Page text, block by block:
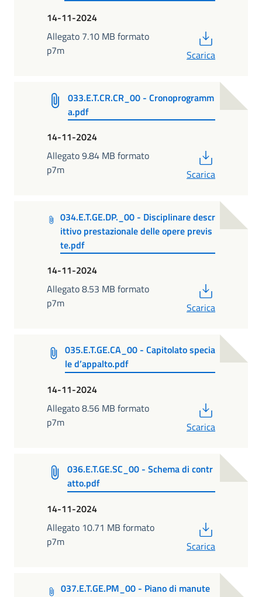
14-11-2024
Allegato 7.10 MB formato
p7m
Scarica
033.E.T.CR.CR_00 - Cronoprogramm
a.pdf
14-11-2024
Allegato 9.84 MB formato
p7m
Scarica
034.E.T.GE.DP._00 - Disciplinare descr
ittivo prestazionale delle opere previs
te.pdf
14-11-2024
Allegato 8.53 MB formato
p7m
Scarica
035.E.T.GE.CA_00 - Capitolato specia
le d’appalto.pdf
14-11-2024
Allegato 8.56 MB formato
p7m
Scarica
036.E.T.GE.SC_00 - Schema di contr
atto.pdf
14-11-2024
Allegato 10.71 MB formato
p7m
Scarica
037.E.T.GE.PM_00 - Piano di manute